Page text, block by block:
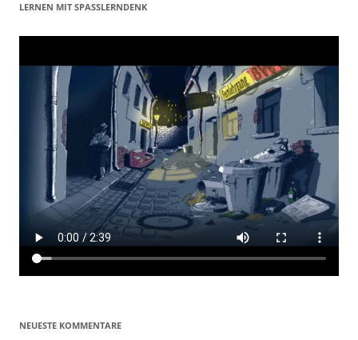
LERNEN MIT SPASSLERNDENK
NEUESTE KOMMENTARE